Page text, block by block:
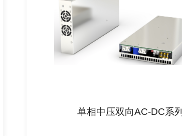
单相中压双向AC-DC系列